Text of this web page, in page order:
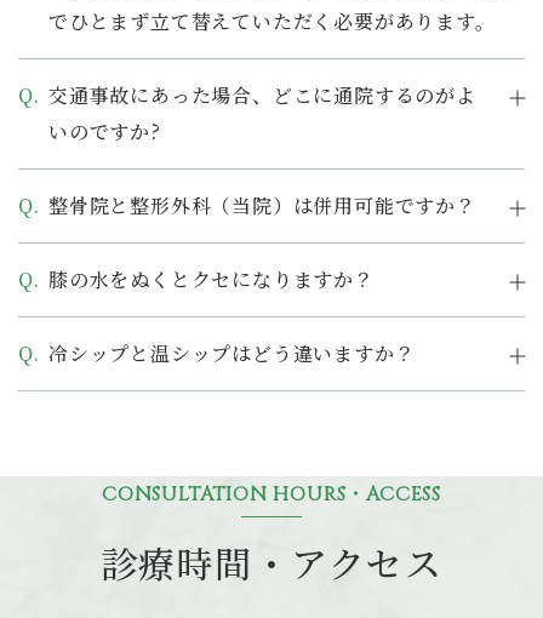
でひとまず立て替えていただく必要があります。
交通事故にあった場合、どこに通院するのがよ
いのですか?
整骨院と整形外科（当院）は併用可能ですか？
膝の水をぬくとクセになりますか？
冷シップと温シップはどう違いますか？
診療時間・アクセス